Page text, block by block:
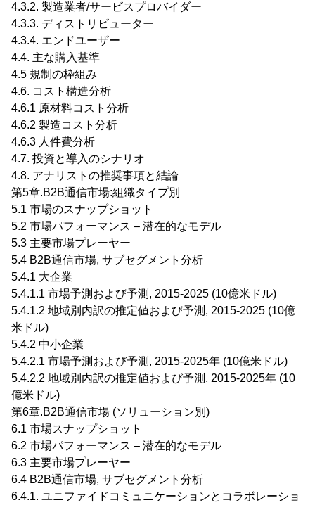
4.3.2. 製造業者/サービスプロバイダー
4.3.3. ディストリビューター
4.3.4. エンドユーザー
4.4. 主な購入基準
4.5 規制の枠組み
4.6. コスト構造分析
4.6.1 原材料コスト分析
4.6.2 製造コスト分析
4.6.3 人件費分析
4.7. 投資と導入のシナリオ
4.8. アナリストの推奨事項と結論
第5章.B2B通信市場:組織タイプ別
5.1 市場のスナップショット
5.2 市場パフォーマンス – 潜在的なモデル
5.3 主要市場プレーヤー
5.4 B2B通信市場, サブセグメント分析
5.4.1 大企業
5.4.1.1 市場予測および予測, 2015-2025 (10億米ドル)
5.4.1.2 地域別内訳の推定値および予測, 2015-2025 (10億
米ドル)
5.4.2 中小企業
5.4.2.1 市場予測および予測, 2015-2025年 (10億米ドル)
5.4.2.2 地域別内訳の推定値および予測, 2015-2025年 (10
億米ドル)
第6章.B2B通信市場 (ソリューション別)
6.1 市場スナップショット
6.2 市場パフォーマンス – 潜在的なモデル
6.3 主要市場プレーヤー
6.4 B2B通信市場, サブセグメント分析
6.4.1. ユニファイドコミュニケーションとコラボレーショ